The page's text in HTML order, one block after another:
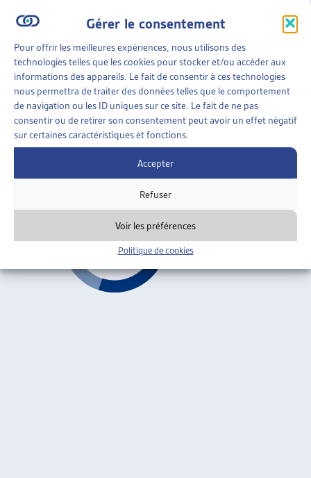
Gérer le consentement
Pour offrir les meilleures expériences, nous utilisons des
technologies telles que les cookies pour stocker et/ou accéder aux
informations des appareils. Le fait de consentir à ces technologies
nous permettra de traiter des données telles que le comportement
de navigation ou les ID uniques sur ce site. Le fait de ne pas
consentir ou de retirer son consentement peut avoir un effet négatif
sur certaines caractéristiques et fonctions.
Accepter
Refuser
Voir les préférences
Politique de cookies
PROFESSIONNELLE
RÉFÉRENTIEL DE COMPÉTENCE
nov. 2001
Formation professionnelle
Précédent 1 2 3 Suivant